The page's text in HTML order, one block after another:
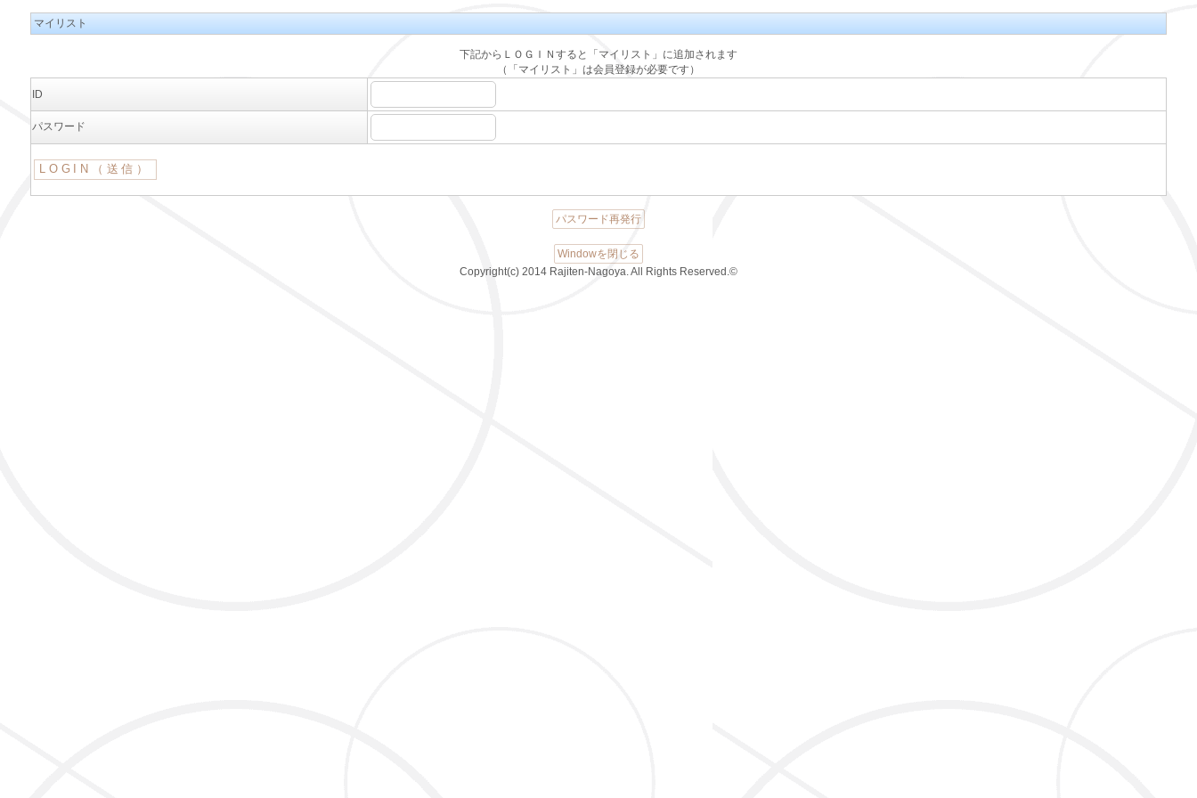
マイリスト
下記からＬＯＧＩＮすると「マイリスト」に追加されます
（「マイリスト」は会員登録が必要です）
ID
パスワード
パスワード再発行
Windowを閉じる
Copyright(c) 2014 Rajiten-Nagoya. All Rights Reserved.©